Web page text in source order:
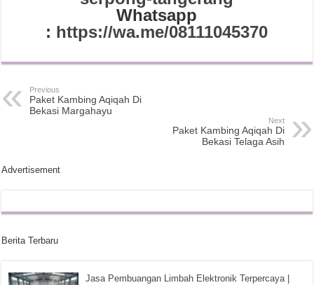
Whatsapp
: https://wa.me/08111045370
Previous
Paket Kambing Aqiqah Di
Bekasi Margahayu
Next
Paket Kambing Aqiqah Di
Bekasi Telaga Asih
Advertisement
Berita Terbaru
Jasa Pembuangan Limbah Elektronik Terpercaya |